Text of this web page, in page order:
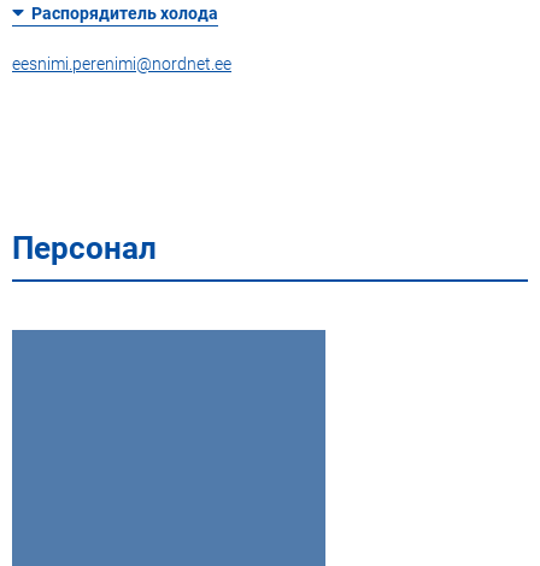
Распорядитель холода
eesnimi.perenimi@nordnet.ee
Персонал